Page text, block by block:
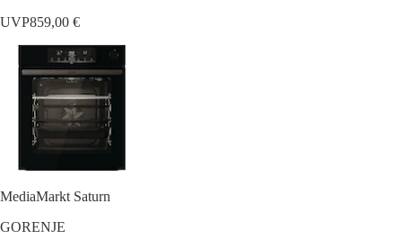
UVP859,00 €
MediaMarkt Saturn
GORENJE